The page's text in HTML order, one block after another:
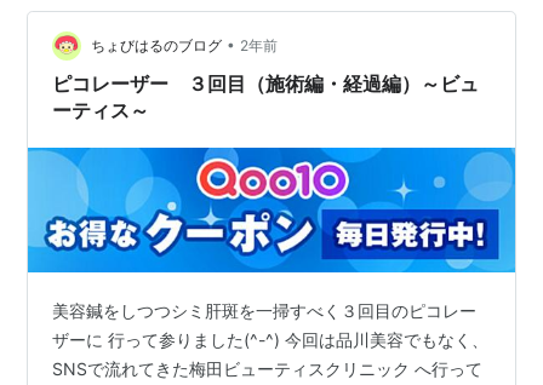
っぴんマスクとキャップ、なにもつけず万全耐性です。
（化粧水はつけていいですよと受付で言われた気がす
る） 相変わらず人気で人は沢山ですが、受付の方などテ
キパキされてるので 苦…
ちょびはるのブログ • 2年前
ピコレーザー ３回目（施術編・経過編）～ビュ
ーティス～
美容鍼をしつつシミ肝斑を一掃すべく３回目のピコレー
ザーに 行って参りました(^-^) 今回は品川美容でもなく、
SNSで流れてきた梅田ビューティスクリニック へ行って